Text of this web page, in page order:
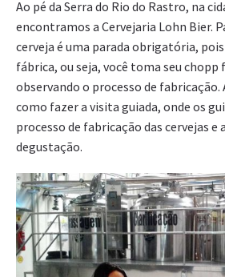
Ao pé da Serra do Rio do Rastro, na
encontramos a Cervejaria Lohn Bier.
cerveja é uma parada obrigatória,
fábrica, ou seja, você toma seu chopp
observando o processo de fabricação.
como fazer a visita guiada, onde os
processo de fabricação das cervejas e
degustação.